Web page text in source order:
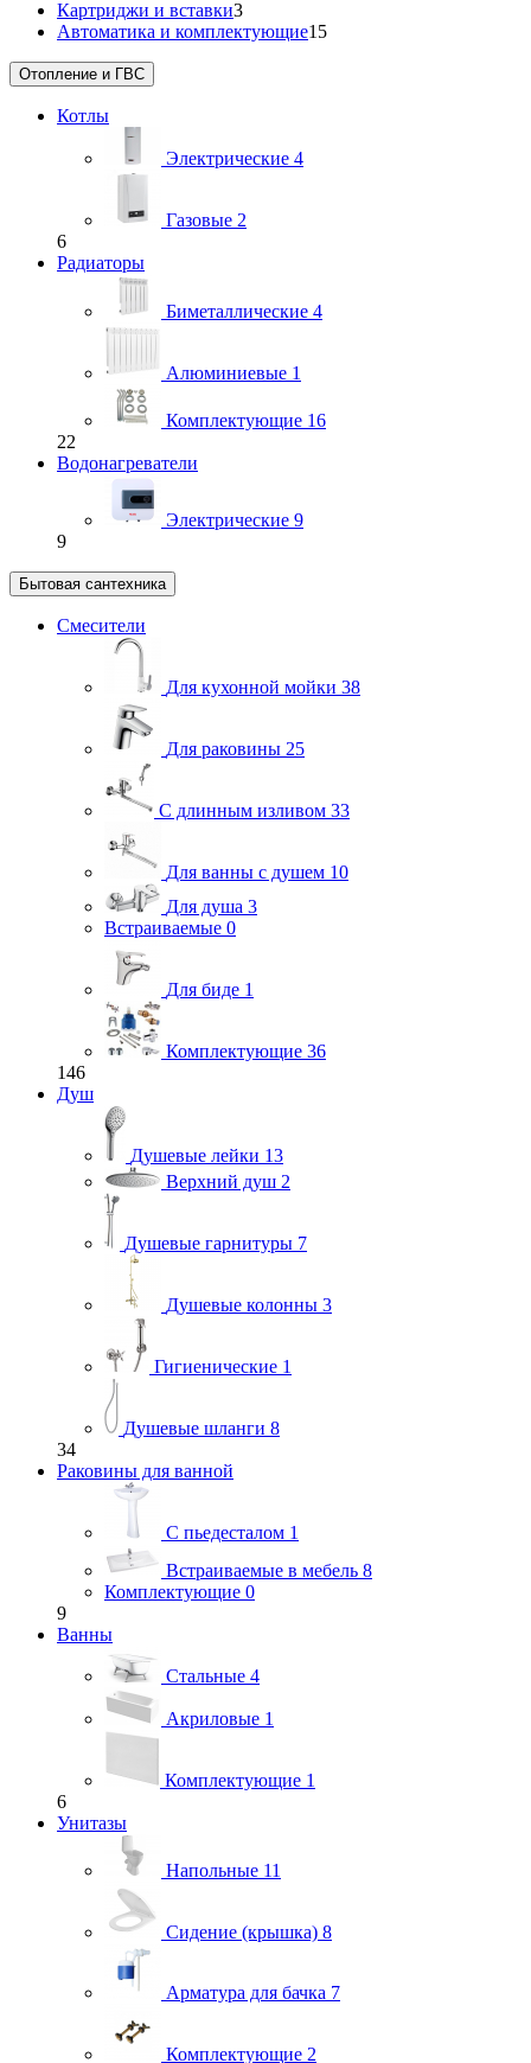
Картриджи и вставки3
Автоматика и комплектующие15
Отопление и ГВС
Котлы
Электрические 4
Газовые 2
6
Радиаторы
Биметаллические 4
Алюминиевые 1
Комплектующие 16
22
Водонагреватели
Электрические 9
9
Бытовая сантехника
Смесители
Для кухонной мойки 38
Для раковины 25
С длинным изливом 33
Для ванны с душем 10
Для душа 3
Встраиваемые 0
Для биде 1
Комплектующие 36
146
Душ
Душевые лейки 13
Верхний душ 2
Душевые гарнитуры 7
Душевые колонны 3
Гигиенические 1
Душевые шланги 8
34
Раковины для ванной
С пьедесталом 1
Встраиваемые в мебель 8
Комплектующие 0
9
Ванны
Стальные 4
Акриловые 1
Комплектующие 1
6
Унитазы
Напольные 11
Сидение (крышка) 8
Арматура для бачка 7
Комплектующие 2